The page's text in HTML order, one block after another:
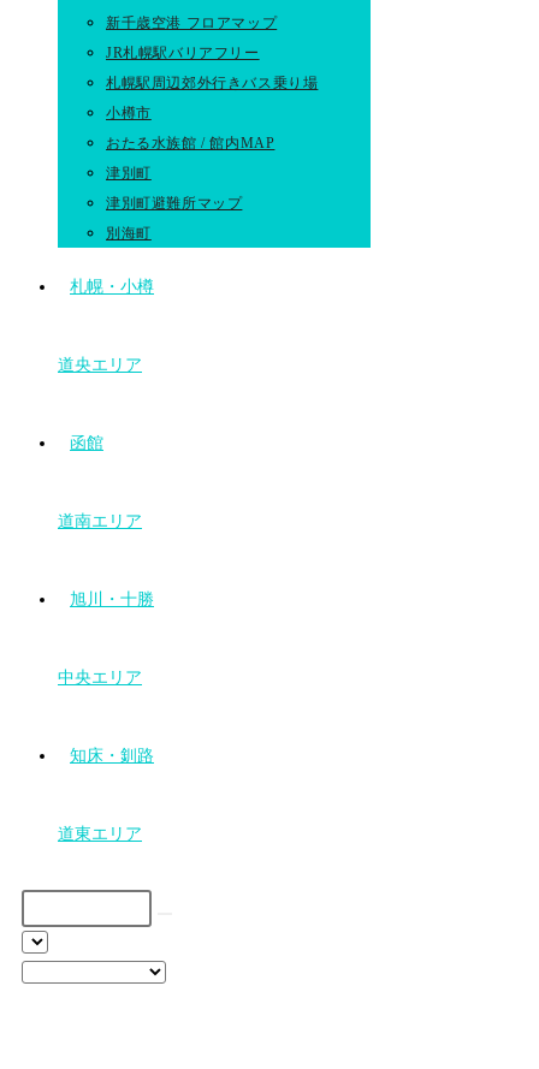
新千歳空港 フロアマップ
JR札幌駅バリアフリー
札幌駅周辺郊外行きバス乗り場
小樽市
おたる水族館 / 館内MAP
津別町
津別町避難所マップ
別海町
札幌・小樽
道央エリア
函館
道南エリア
旭川・十勝
中央エリア
知床・釧路
道東エリア